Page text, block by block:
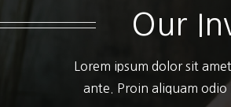
Our
Lorem ipsum dolor sit
ante. Proin aliquam odio